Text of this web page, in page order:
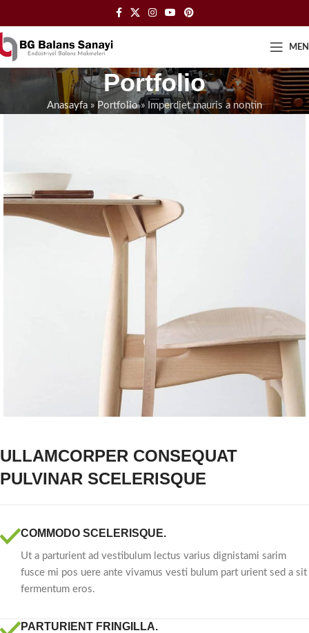
Portfolio
Anasayfa » Portfolio» Imperdiet mauris a nontin
ULLAMCORPER CONSEQUAT
PULVINAR SCELERISQUE
COMMODO SCELERISQUE.
Ut a parturient ad vestibulum lectus varius dignistami sarim
fusce mi pos uere ante vivamus vesti bulum part urient sed a sit
fermentum eros.
PARTURIENT FRINGILLA.